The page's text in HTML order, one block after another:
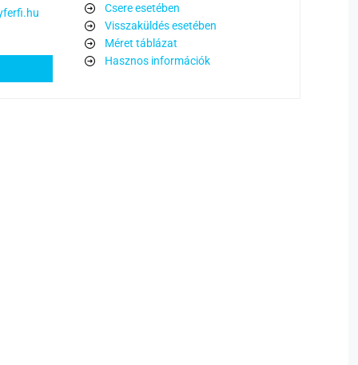
Csere esetében
Visszaküldés esetében
Méret táblázat
Hasznos információk